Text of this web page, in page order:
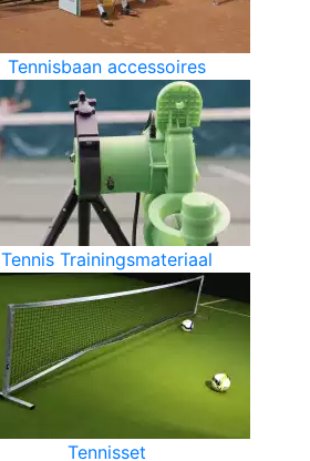
Tennisbaan accessoires
Tennis Trainingsmateriaal
Tennisset